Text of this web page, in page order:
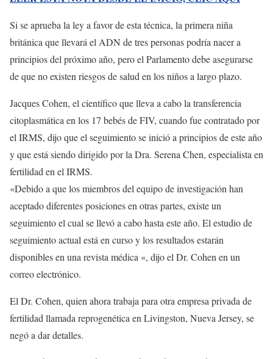
Si se aprueba la ley a favor de esta técnica, la primera niña
británica que llevará el ADN de tres personas podría nacer a
principios del próximo año, pero el Parlamento debe asegurarse
de que no existen riesgos de salud en los niños a largo plazo.
Jacques Cohen, el científico que lleva a cabo la transferencia
citoplasmática en los 17 bebés de FIV, cuando fue contratado por
el IRMS, dijo que el seguimiento se inició a principios de este año
y que está siendo dirigido por la Dra. Serena Chen, especialista en
fertilidad en el IRMS.
«Debido a que los miembros del equipo de investigación han
aceptado diferentes posiciones en otras partes, existe un
seguimiento el cual se llevó a cabo hasta este año. El estudio de
seguimiento actual está en curso y los resultados estarán
disponibles en una revista médica «, dijo el Dr. Cohen en un
correo electrónico.
El Dr. Cohen, quien ahora trabaja para otra empresa privada de
fertilidad llamada reprogenética en Livingston, Nueva Jersey, se
negó a dar detalles.